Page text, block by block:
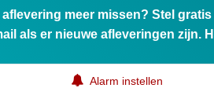
meer missen? Stel
als er nieuwe afleveringen zijn.
Alarm instellen